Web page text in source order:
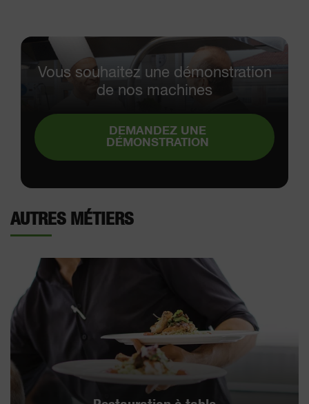
Vous souhaitez une démonstration
de nos machines
DEMANDEZ UNE
DÉMONSTRATION
AUTRES MÉTIERS